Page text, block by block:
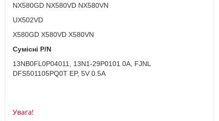
NX580GD NX580VD NX580VN
UX502VD
X580GD X580VD X580VN
Сумісні P/N
13NB0FL0P04011, 13N1-29P0101 0A, FJNL
DFS501105PQ0T EP, 5V 0.5A
Увага!